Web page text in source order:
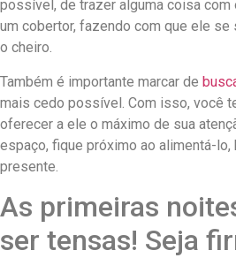
possível, de trazer alguma coisa com
um cobertor, fazendo com que ele
o cheiro.
Também é importante marcar de
mais cedo possível. Com isso, você
oferecer a ele o máximo de sua
espaço, fique próximo ao alimentá-lo,
presente.
As primeiras
ser tensas! Seja